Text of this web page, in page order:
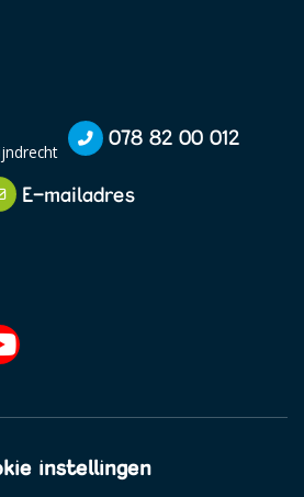
078 82 00 012
E-mailadres
instellingen